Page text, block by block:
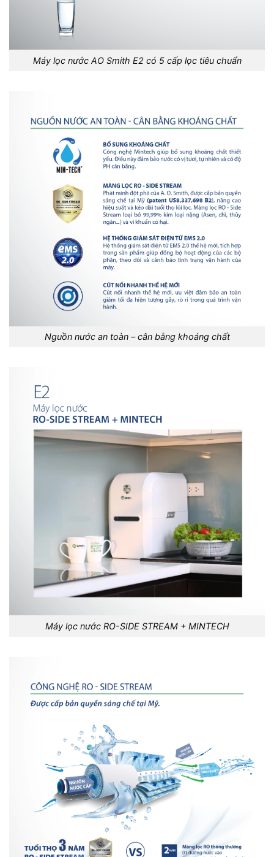
Máy lọc nước AO Smith E2 có 5 cấp lọc tiêu chuẩn
Nguồn nước an toàn – cân bằng khoáng chất
Máy lọc nước RO-SIDE STREAM + MINTECH